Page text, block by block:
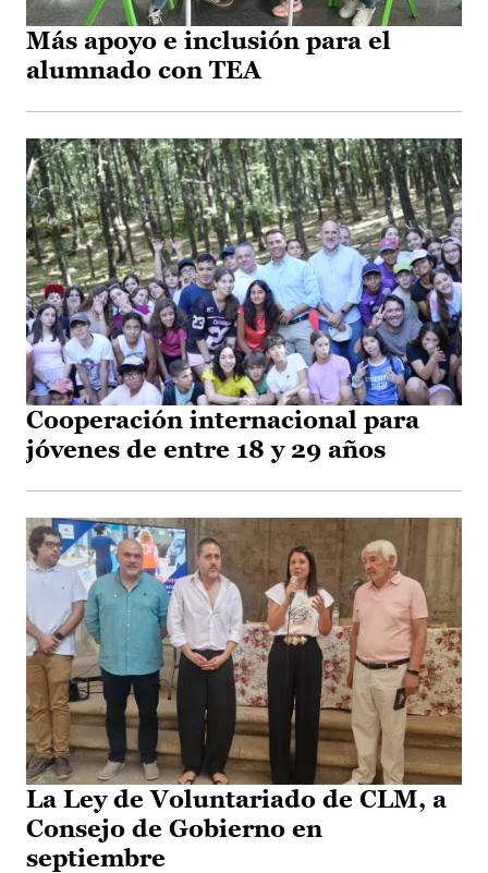
Más apoyo e inclusión para el
alumnado con TEA
Cooperación internacional para
jóvenes de entre 18 y 29 años
La Ley de Voluntariado de CLM, a
Consejo de Gobierno en
septiembre